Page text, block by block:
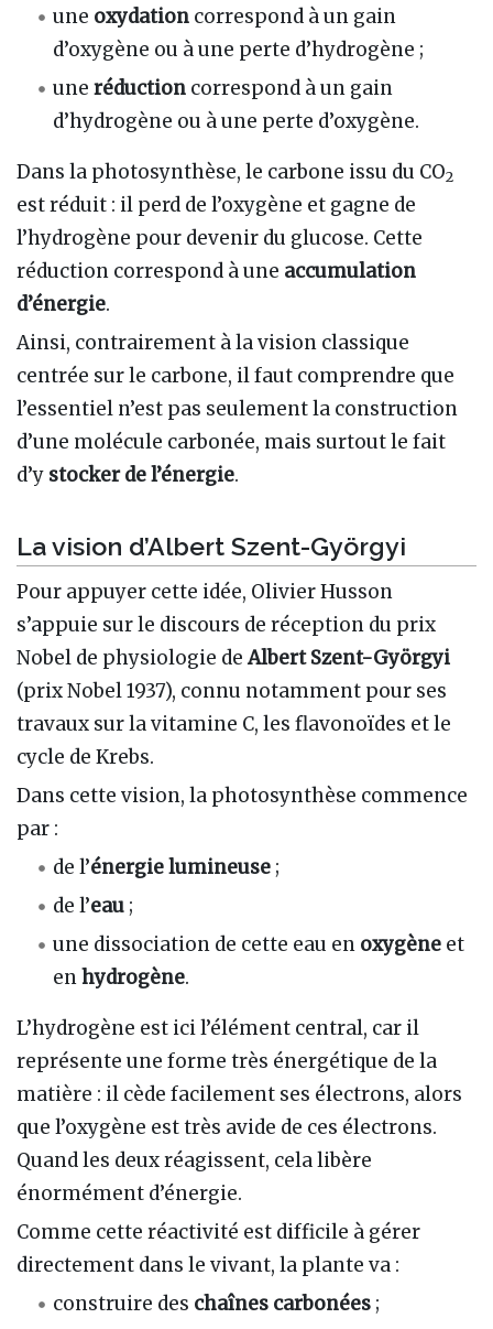
une oxydation correspond à un gain
d’oxygène ou à une perte d’hydrogène ;
uneréduction correspond à un gain
d’hydrogène ou à une perte d’oxygène.
Dans la photosynthèse, le carbone issu du CO2
est réduit : il perd de l’oxygène et gagne de
l’hydrogène pour devenir du glucose. Cette
réduction correspond à une accumulation
d’énergie.
Ainsi, contrairement à la vision classique
centrée sur le carbone, il faut comprendre que
l’essentiel n’est pas seulement la construction
d’une molécule carbonée, mais surtout le fait
d’y stocker de l’énergie.
La vision d’Albert Szent-Györgyi
Pour appuyer cette idée, Olivier Husson
s’appuie sur le discours de réception du prix
Nobel de physiologie deAlbert Szent-Györgyi
(prix Nobel 1937), connu notamment pour ses
travaux sur la vitamine C, les flavonoïdes et le
cycle de Krebs.
Dans cette vision, la photosynthèse commence
par :
de l’énergie lumineuse ;
de l’eau ;
une dissociation de cette eau en oxygène et
enhydrogène.
L’hydrogène est ici l’élément central, car il
représente une forme très énergétique de la
matière : il cède facilement ses électrons, alors
que l’oxygène est très avide de ces électrons.
Quand les deux réagissent, cela libère
énormément d’énergie.
Comme cette réactivité est difficile à gérer
directement dans le vivant, la plante va :
construire des chaînes carbonées ;